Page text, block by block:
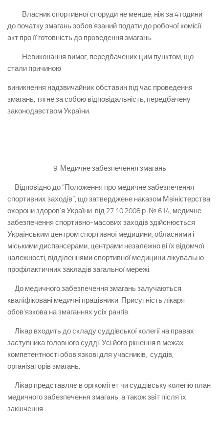
Власник спортивної споруди не менше, ніж за 4 години
до початку змагань зобов’язаний подати до робочої комісії
акт про її готовність до проведення змагань.
Невиконання вимог, передбачених цим пунктом, що
стали причиною
виникнення надзвичайних обставин під час проведення
змагань, тягне за собою відповідальність, передбачену
законодавством України.
9. Медичне забезпечення змагань
Відповідно до “Положення про медичне забезпечення
спортивних заходів”, що затверджене наказом Мвіністерства
охорони здоров’я України від 27.10.2008 р. № 614, медичне
забезпечення спортивно-масових заходів здійснюється
Українським центром спортивної медицини, обласними і
міськими диспансерами, центрами незалежно ві їх відомчої
належності, відділеннями спортивної медицини лікувально-
профілактичних закладів загальної мережі.
До медичного забезпечення змагань залучаються
кваліфіковані медичні працівники. Присутність лікаря
обов’язкова на змаганнях усіх рангів.
Лікар входить до складу суддівської колегії на правах
заступника головного судді. Усі його рішення в межах
компетентності обов’язкові для учасників, суддів,
організаторів змагань.
Лікар представляє в оргкомітет чи суддівську колегію план
медичного забезпечення змагань, а також звіт після їх
закінчення.